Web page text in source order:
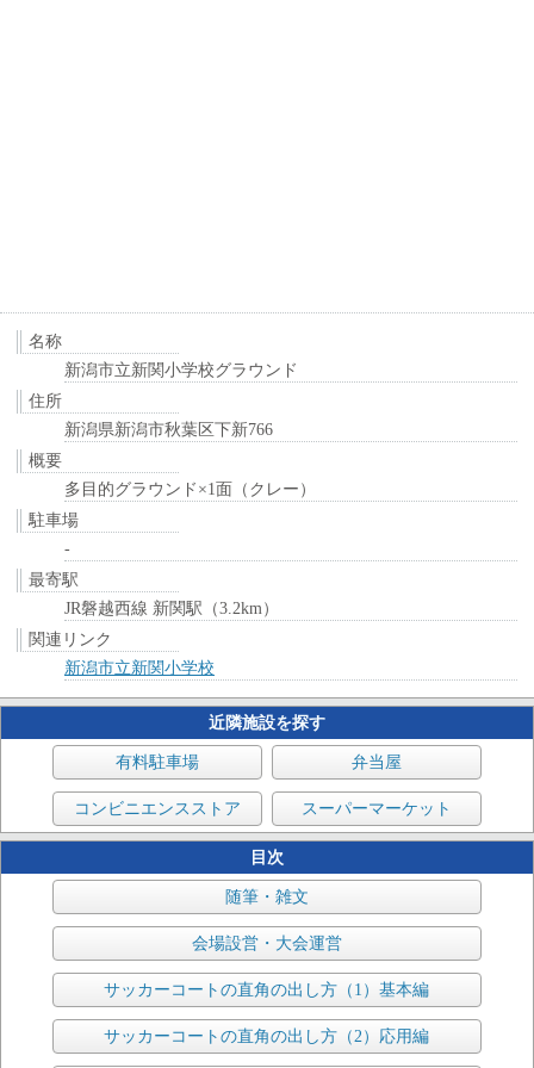
名称
新潟市立新関小学校グラウンド
住所
新潟県新潟市秋葉区下新766
概要
多目的グラウンド×1面（クレー）
駐車場
-
最寄駅
JR磐越西線 新関駅（3.2km）
関連リンク
新潟市立新関小学校
近隣施設を探す
有料駐車場 弁当屋
コンビニエンスストア スーパーマーケット
目次
随筆・雑文
会場設営・大会運営
サッカーコートの直角の出し方（1）基本編
サッカーコートの直角の出し方（2）応用編